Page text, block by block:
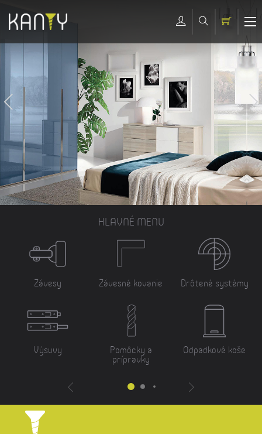
HLAVNÉ MENU
Závesy
Výsuvy
Závesné kovanie
Pomôcky a
prípravky
Drôtené systémy
Odpadkové koše